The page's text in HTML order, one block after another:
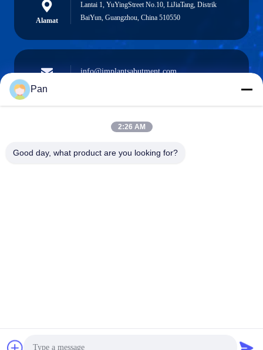
Alamat
Lantai 1, YuYingStreet No.10, LiJiaTang, Distrik
BaiYun, Guangzhou, China 510550
Surel
info@implantsabutment.com
Telepon
Pan
2:26 AM
Good day, what product are you looking for?